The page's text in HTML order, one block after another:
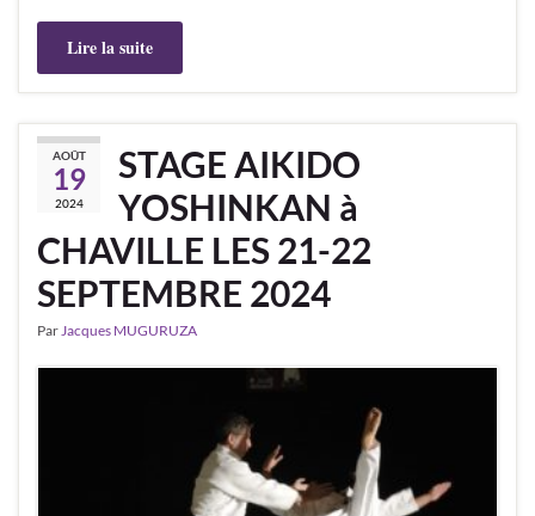
Lire la suite
AOÛT
19
2024
STAGE AIKIDO
YOSHINKAN à
CHAVILLE LES 21-22
SEPTEMBRE 2024
Par Jacques MUGURUZA